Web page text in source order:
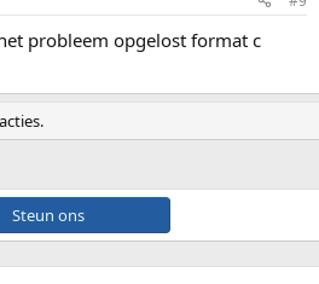
probleem opgelost format c
ons